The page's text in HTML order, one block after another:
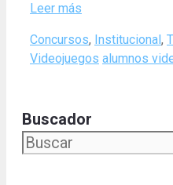
Leer más
Categories
Concursos, Institucional ,
Videojuegos Tags
alumnos
Buscador